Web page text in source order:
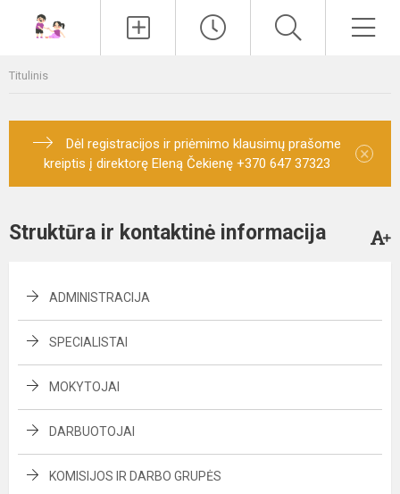
Titulinis
Dėl registracijos ir priėmimo klausimų prašome
kreiptis į direktorę Eleną Čekienę +370 647 37323
×
Struktūra ir kontaktinė informacija
ADMINISTRACIJA
SPECIALISTAI
MOKYTOJAI
DARBUOTOJAI
KOMISIJOS IR DARBO GRUPĖS